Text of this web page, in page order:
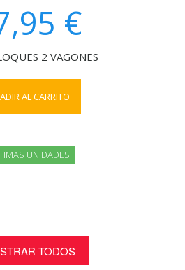
€
2 VAGONES
AL CARRITO
UNIDADES
TODOS